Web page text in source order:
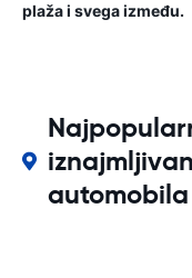
plaža i svega između.